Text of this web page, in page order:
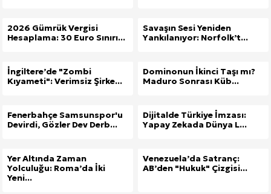
2026 Gümrük Vergisi
Hesaplama: 30 Euro Sınırı...
Savaşın Sesi Yeniden
Yankılanıyor: Norfolk’t...
İngiltere’de "Zombi
Kıyameti": Verimsiz Şirke...
Dominonun İkinci Taşı mı?
Maduro Sonrası Küb...
Fenerbahçe Samsunspor'u
Devirdi, Gözler Dev Derb...
Dijitalde Türkiye İmzası:
Yapay Zekada Dünya L...
Yer Altında Zaman
Yolculuğu: Roma’da İki
Yeni...
Venezuela’da Satranç:
AB’den "Hukuk" Çizgisi...